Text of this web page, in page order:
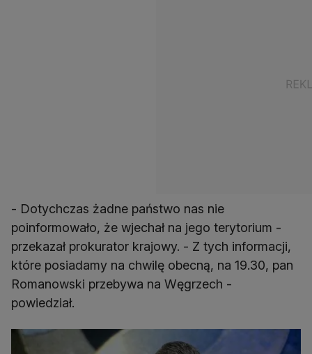
- Dotychczas żadne państwo nas nie
poinformowało, że wjechał na jego terytorium -
przekazał prokurator krajowy. - Z tych informacji,
które posiadamy na chwilę obecną, na 19.30, pan
Romanowski przebywa na Węgrzech -
powiedział.